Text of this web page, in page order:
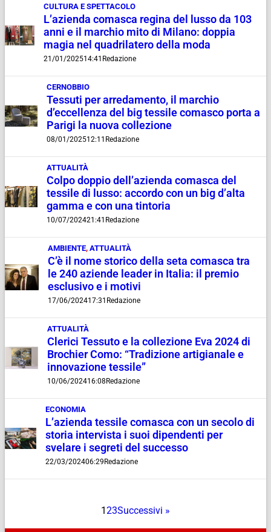
CULTURA E SPETTACOLO
L’azienda comasca regina del lusso da 103
anni e il marchio mito di Milano: doppia
magia nel quadrilatero della moda
21/01/202514:41 Redazione
CERNOBBIO
Tessuti per arredamento, il marchio
d’eccellenza del big tessile comasco porta a
Parigi la nuova collezione
08/01/202512:11 Redazione
ATTUALITÀ
Colpo doppio dell’azienda comasca del
tessile di lusso: accordo con un big d’alta
gamma e con una tintoria
10/07/202421:41 Redazione
AMBIENTE,ATTUALITÀ
C’è il nome storico della seta comasca tra
le 240 aziende leader in Italia: il premio
esclusivo e i motivi
17/06/202417:31 Redazione
ATTUALITÀ
Clerici Tessuto e la collezione Eva 2024 di
Brochier Como: “Tradizione artigianale e
innovazione tessile”
10/06/202416:08Redazione
ECONOMIA
L’azienda tessile comasca con un secolo di
storia intervista i suoi dipendenti per
svelare i segreti del successo
22/03/202406:29Redazione
123Successivi »